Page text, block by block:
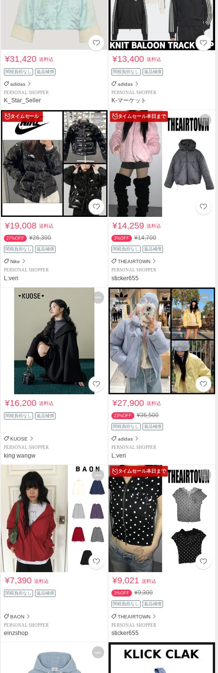
¥31,420送料込
関税負担なし 返品補償
adidas
PERSONAL SHOPPER
K_Star_Seller
¥13,400送料込
関税負担なし 返品補償
adidas
PERSONAL SHOPPER
K-マーケット
タイムセール
¥19,008送料込
27%OFF ¥26,300
関税負担なし 返品補償
Nike
PERSONAL SHOPPER
L:veri
タイムセール本日まで
¥14,259送料込
3%OFF ¥14,700
関税負担なし 返品補償
THEAIRTOWN
PERSONAL SHOPPER
sticker655
¥16,200送料込
関税負担なし 返品補償
KUOSE
PERSONAL SHOPPER
king wangw
¥27,900送料込
23%OFF ¥36,500
関税負担なし 返品補償
adidas
PERSONAL SHOPPER
L:veri
¥7,390送料込
関税負担なし 返品補償
BAON
PERSONAL SHOPPER
einzshop
タイムセール本日まで
¥9,021送料込
3%OFF ¥9,300
関税負担なし 返品補償
THEAIRTOWN
PERSONAL SHOPPER
sticker655